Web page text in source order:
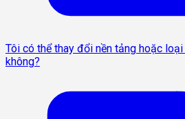
Tôi có thể thay đổi nền tảng hoặc
không?